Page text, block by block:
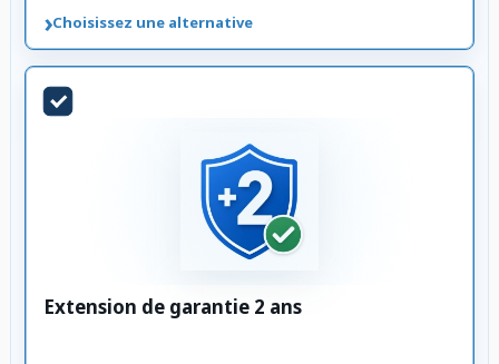
›Choisissez une alternative
Extension de garantie 2 ans